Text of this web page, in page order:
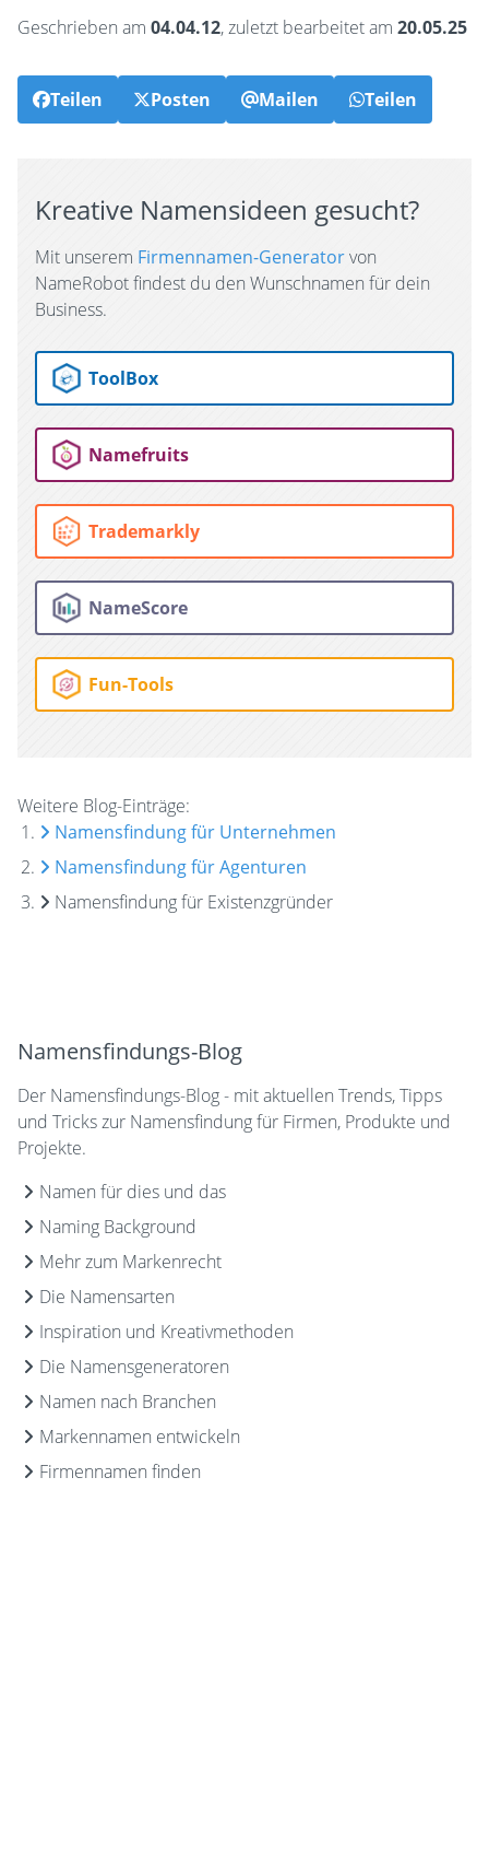
Geschrieben am 04.04.12, zuletzt bearbeitet am 20.05.25
Teilen Posten Mailen Teilen
Kreative Namensideen gesucht?
Mit unserem Firmennamen-Generatorvon
NameRobot findest du den Wunschnamen für dein
Business.
ToolBox
Namefruits
Trademarkly
NameScore
Fun-Tools
Weitere Blog-Einträge:
Namensfindung für Unternehmen
Namensfindung für Agenturen
Namensfindung für Existenzgründer
Namensfindungs-Blog
Der Namensfindungs-Blog - mit aktuellen Trends, Tipps
und Tricks zur Namensfindung für Firmen, Produkte und
Projekte.
Namen für dies und das
Naming Background
Mehr zum Markenrecht
Die Namensarten
Inspiration und Kreativmethoden
Die Namensgeneratoren
Namen nach Branchen
Markennamen entwickeln
Firmennamen finden